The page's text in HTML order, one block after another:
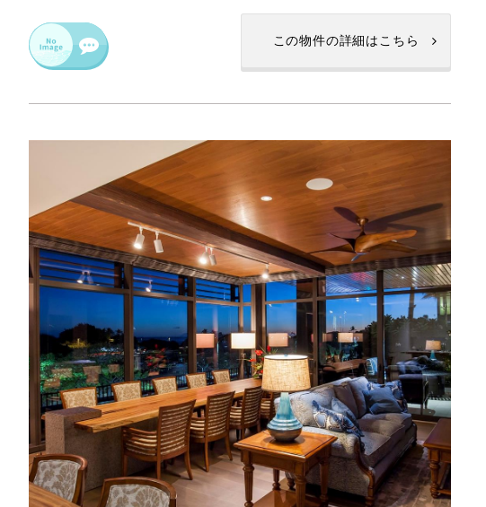
この物件の詳細はこちら